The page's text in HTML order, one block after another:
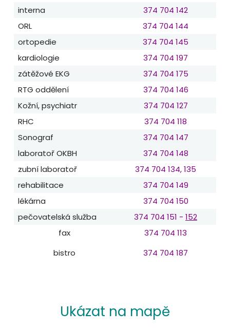
interna
374 704 142
ORL
374 704 144
ortopedie
374 704 145
kardiologie
374 704 197
zátěžové EKG
374 704 175
RTG oddělení
374 704 146
Kožní, psychiatr
374 704 127
RHC
374 704 118
Sonograf
374 704 147
laboratoř OKBH
374 704 148
zubní laboratoř
374 704 134,135
rehabilitace
374 704 149
lékárna
374 704 150
pečovatelská služba
374 704 151 - 152
fax
bistro
374 704 113
374 704 187
Ukázat na mapě